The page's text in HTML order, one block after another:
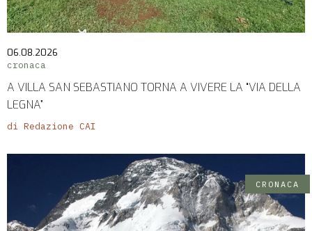
06.08.2026
cronaca
A VILLA SAN SEBASTIANO TORNA A VIVERE LA “VIA DELLA
LEGNA”
di Redazione CAI
CRONACA